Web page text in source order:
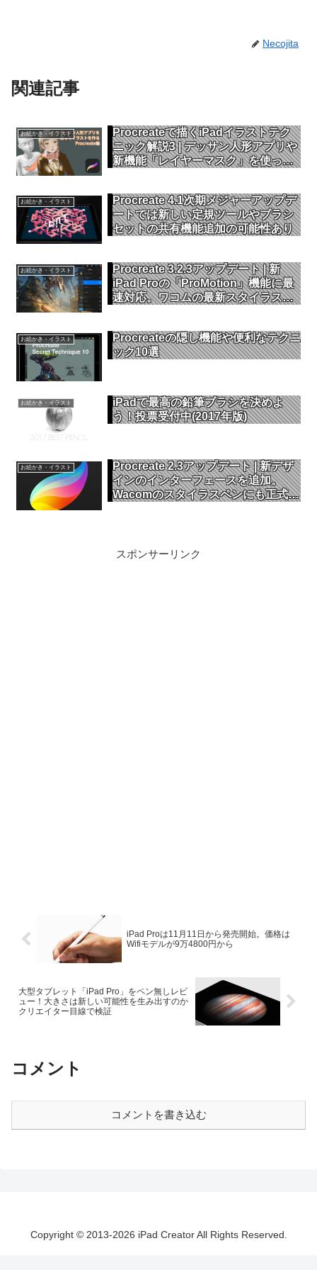
Necojita
関連記事
お絵かき・イラスト
Procreateで描くiPadイラストテク
ニック解説3 | デッサン人形アプリや
新機能「レイヤーマスク」を使って
お絵かき・イラスト
Procreate 4.1次期メジャーアップデ
ートでは新しい定規ツールやブラシ
セットの共有機能追加の可能性あり
お絵かき・イラスト
Procreate 3.2.3アップデート | 新
iPad Proの「ProMotion」機能に最
速対応。ワコムの最新スタイラスペ
お絵かき・イラスト
Procreateの隠し機能や便利なテクニ
ック10選
お絵かき・イラスト
iPadで最高の鉛筆ブラシを決めよ
う！投票受付中(2017年版)
お絵かき・イラスト
Procreate 2.3アップデート | 新デザ
インのインターフェースを追加。
Wacomのスタイラスペンにも正式対
スポンサーリンク
iPad Proは11月11日から発売開始。価格は
Wifiモデルが9万4800円から
大型タブレット「iPad Pro」をペン無しレビ
ュー！大きさは新しい可能性を生み出すのか
クリエイター目線で検証
コメント
コメントを書き込む
Copyright © 2013-2026 iPad Creator All Rights Reserved.